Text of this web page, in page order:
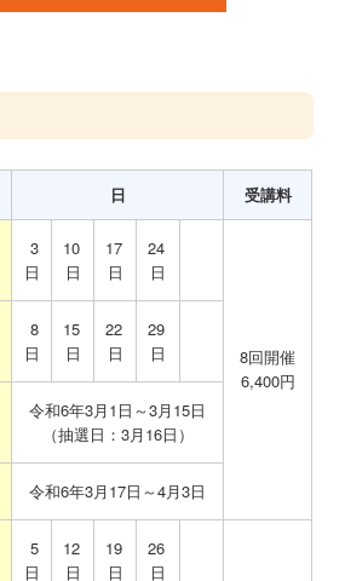
日 受講料
3
日
10
日
17
日
24
日
8回開催
6,400円
8
日
15
日
22
日
29
日
令和6年3月1日～3月15日
（抽選日：3月16日）
令和6年3月17日～4月3日
5
日
12
日
19
日
26
日